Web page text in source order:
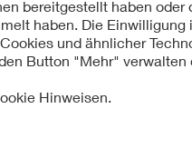
sind Sie immer top
Entwicklungen in der